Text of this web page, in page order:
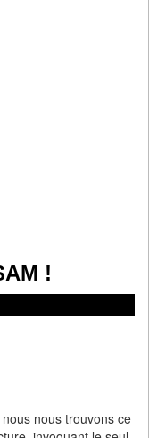
!
nous trouvons ce